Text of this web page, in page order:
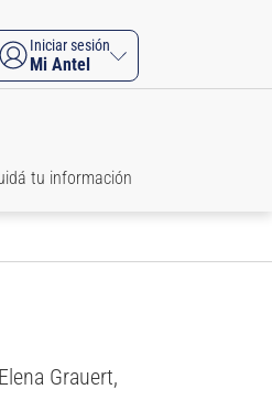
Iniciar sesión
Mi Antel
tu información
Grauert,